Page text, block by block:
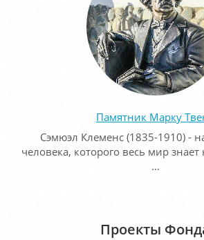
Памятник Марку
Сэмюэл Клеменс (1835-1910) -
человека, которого весь мир
…
Проекты